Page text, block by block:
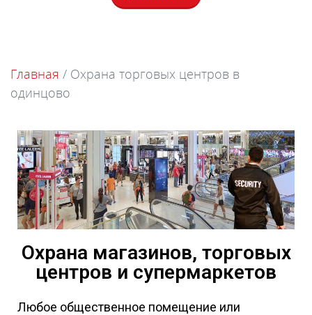
Главная / Охрана торговых центров в
одинцово
Охрана магазинов, торговых
центров и супермаркетов
Любое общественное помещение или